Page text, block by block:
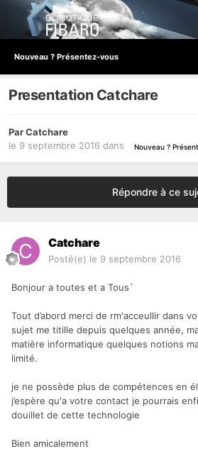
Nouveau ? Présentez-vous
Presentation Catchare
ParCatchare
le 9 septembre 2016 dans Nouveau ?
Répondre à ce
Catchare
Posté(e) le 9 septembre 2016
Bonjour a toutes et a Tous`
Tout d’abord merci de rm'acceullir dans
sujet me titille depuis quelques année,
matière informatique quelques notions
limité.
je ne possède plus de compétences en
j’espère qu'a votre contact je pourrais
douillet de cette technologie
Bien amicalement